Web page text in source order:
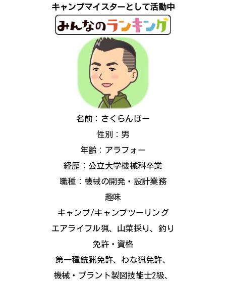
キャンプマイスターとして活動中
名前：さくらんぼー
性別：男
年齢：アラフォー
経歴：公立大学機械科卒業
職種：機械の開発・設計業務
趣味
キャンプ/キャンプツーリング
エアライフル猟、山菜採り、釣り
免許・資格
第一種銃猟免許、わな猟免許、
機械・プラント製図技能士2級、